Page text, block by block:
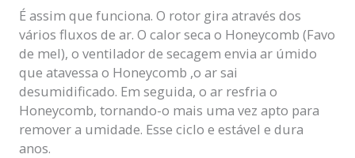
É assim que funciona. O rotor gira através dos
vários fluxos de ar. O calor seca o Honeycomb (Favo
de mel), o ventilador de secagem envia ar úmido
que atavessa o Honeycomb ,o ar sai
desumidificado. Em seguida, o ar resfria o
Honeycomb, tornando-o mais uma vez apto para
remover a umidade. Esse ciclo e estável e dura
anos.